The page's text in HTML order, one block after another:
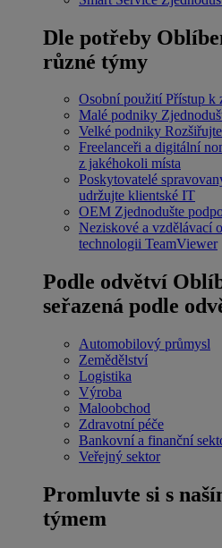
Dle potřeby
různé týmy
Osobní použití Přístup k
Malé podniky
Velké podniky
Freelanceři a digitální
z jakéhokoli místa
Poskytovatelé
udržujte klientské IT
OEM Zjednodušte
Neziskové a vzdělávací
technologii TeamViewer
Podle odvětví
seřazená podle
Automobilový průmysl
Zemědělství
Logistika
Výroba
Maloobchod
Zdravotní péče
Bankovní a finanční
Veřejný sektor
Promluvte si s
týmem